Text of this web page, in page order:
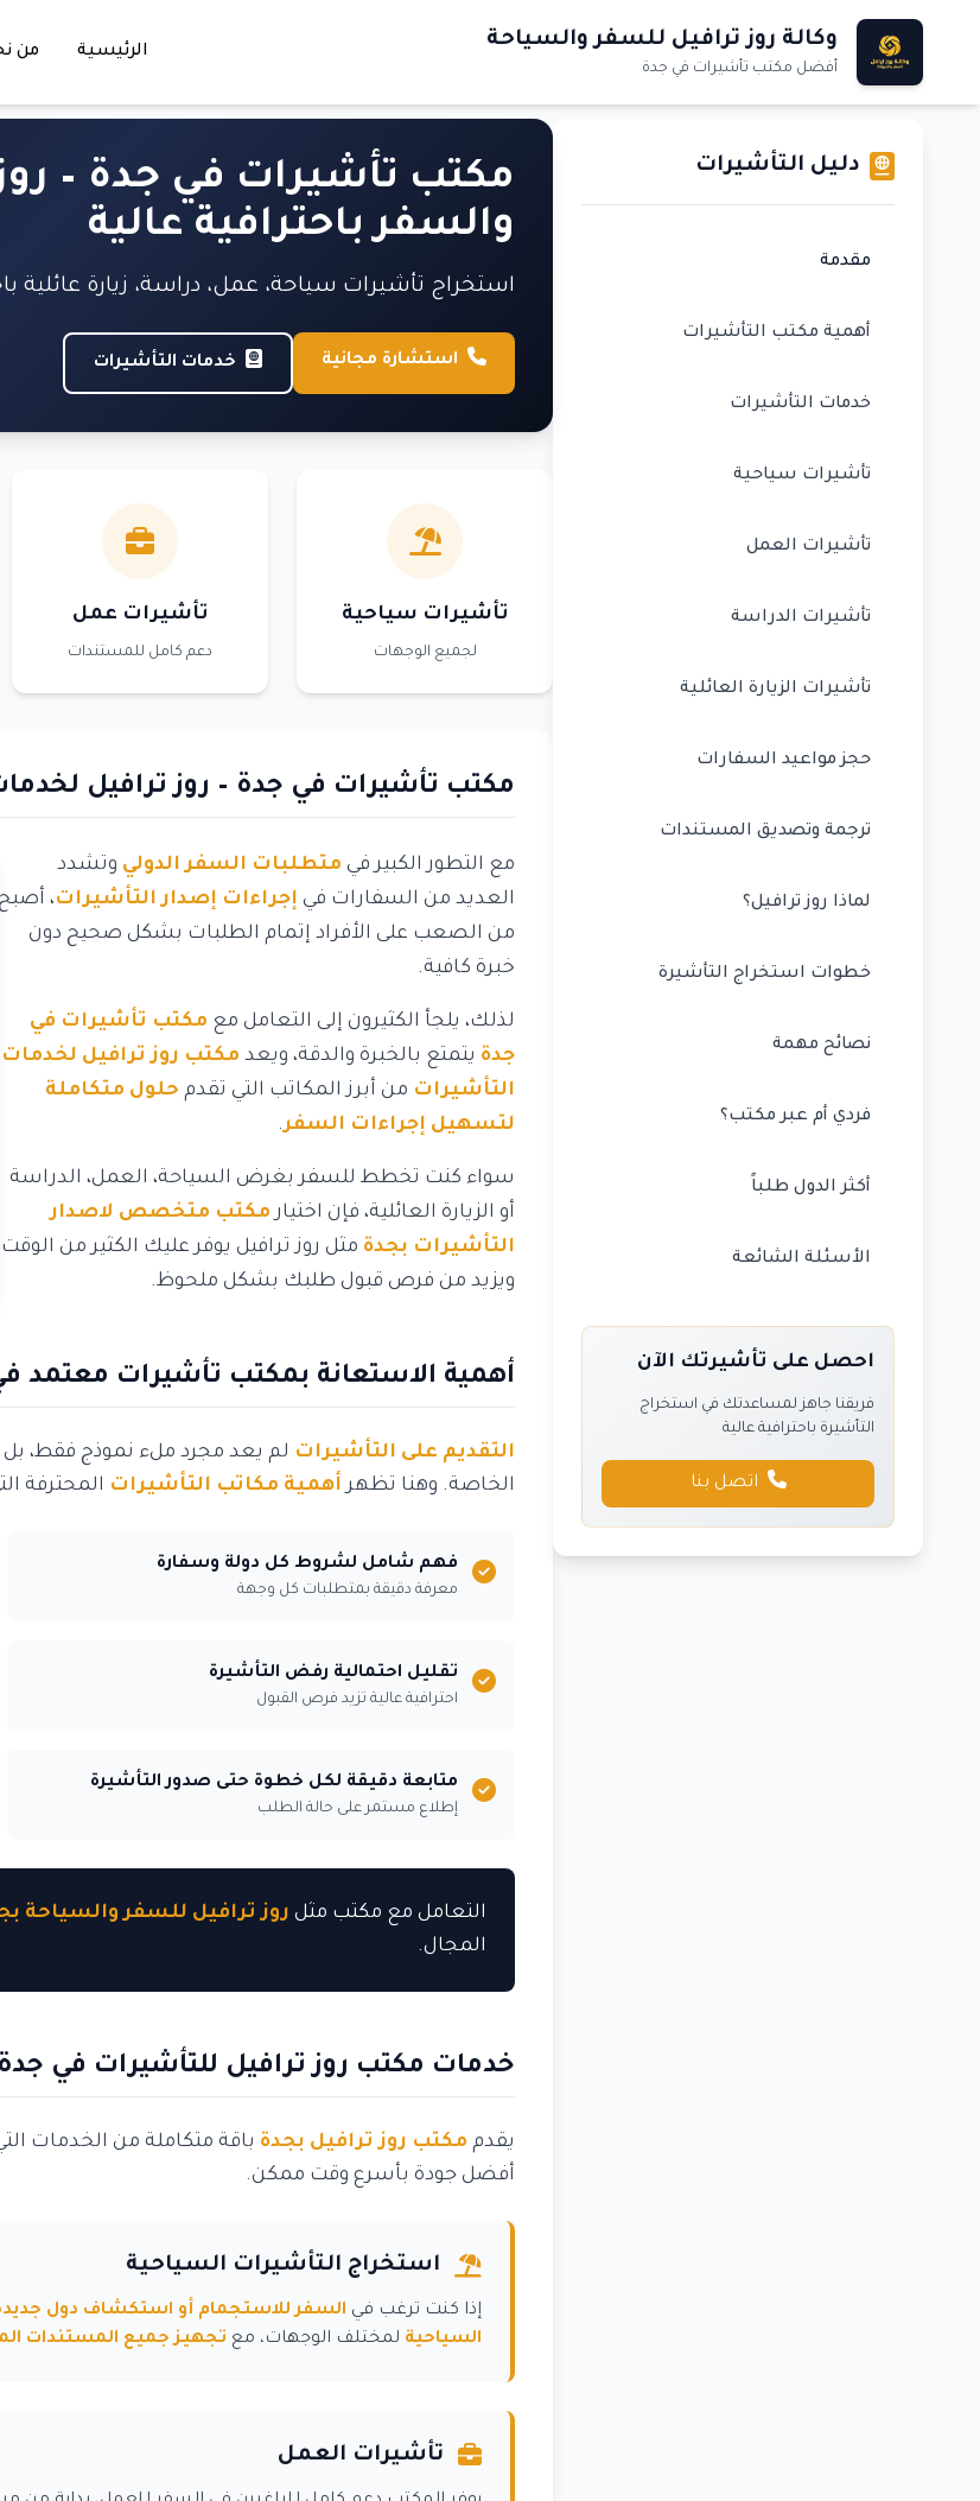
وكالة روز ترافيل للسفر والسياحة
أفضل مكتب تأشيرات في جدة
الرئيسية من
دليل التأشيرات
مقدمة
أهمية مكتب التأشيرات
خدمات التأشيرات
تأشيرات سياحية
تأشيرات العمل
تأشيرات الدراسة
تأشيرات الزيارة العائلية
حجز مواعيد السفارات
ترجمة وتصديق المستندات
لماذا روز ترافيل؟
خطوات استخراج التأشيرة
نصائح مهمة
فردي أم عبر مكتب؟
أكثر الدول طلباً
الأسئلة الشائعة
احصل على تأشيرتك الآن
فريقنا جاهز لمساعدتك في استخراج
التأشيرة باحترافية عالية
اتصل بنا
مكتب تأشيرات في جدة –
والسفر باحترافية عالية
استخراج تأشيرات سياحة، عمل، دراسة، زيارة عائلية
استشارة مجانية خدمات التأشيرات
تأشيرات سياحية
لجميع الوجهات
تأشيرات عمل
دعم كامل للمستندات
مكتب تأشيرات في جدة – روز ترافيل
مع التطور الكبير في متطلبات السفر الدولي وتشدد
العديد من السفارات في إجراءات إصدار التأشيرات، أصبح
من الصعب على الأفراد إتمام الطلبات بشكل صحيح دون
خبرة كافية.
لذلك، يلجأ الكثيرون إلى التعامل مع مكتب تأشيرات في
جدة يتمتع بالخبرة والدقة، ويعد مكتب روز ترافيل لخدمات
التأشيرات من أبرز المكاتب التي تقدم حلول متكاملة
لتسهيل إجراءات السفر.
سواء كنت تخطط للسفر بغرض السياحة، العمل، الدراسة
أو الزيارة العائلية، فإن اختيارمكتب متخصص لاصدار
التأشيرات بجدة مثل روز ترافيل يوفر عليك الكثير من الوقت
ويزيد من فرص قبول طلبك بشكل ملحوظ.
أهمية الاستعانة بمكتب تأشيرات معتمد
التقديم على التأشيرات لم يعد مجرد ملء نموذج فقط،
الخاصة. وهنا تظهرأهمية مكاتب التأشيرات المحترفة
فهم شامل لشروط كل دولة وسفارة
معرفة دقيقة بمتطلبات كل وجهة
تقليل احتمالية رفض التأشيرة
احترافية عالية تزيد فرص القبول
متابعة دقيقة لكل خطوة حتى صدور التأشيرة
إطلاع مستمر على حالة الطلب
التعامل مع مكتب مثل روز ترافيل للسفر والسياحة
المجال.
خدمات مكتب روز ترافيل للتأشيرات في جدة
يقدم مكتب روز ترافيل بجدة باقة متكاملة من الخدمات
أفضل جودة بأسرع وقت ممكن.
استخراج التأشيرات السياحية
إذا كنت ترغب في السفر للاستجمام أو استكشاف دول
السياحية لمختلف الوجهات، مع تجهيز جميع المستندات
تأشيرات العمل